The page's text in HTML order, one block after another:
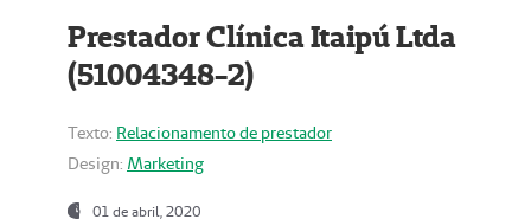
Prestador Clínica Itaipú Ltda
(51004348-2)
Texto: Relacionamento de prestador
Design: Marketing
01 de abril, 2020